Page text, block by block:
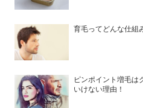
育毛ってどんな仕組
ピンポイント増毛は
いけない理由！